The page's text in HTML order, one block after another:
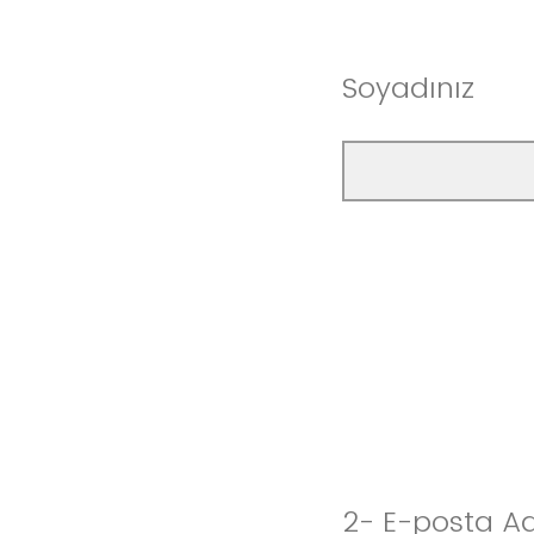
Soyadınız
2- E-posta